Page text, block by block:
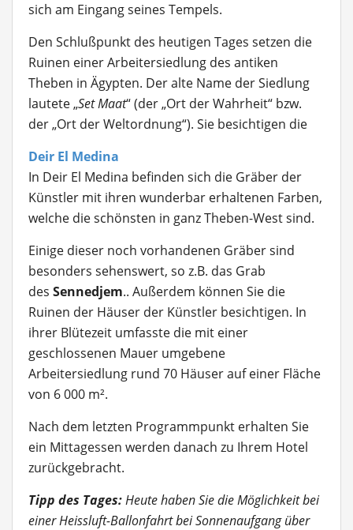
sich am Eingang seines Tempels.
Den Schlußpunkt des heutigen Tages setzen die
Ruinen einer Arbeitersiedlung des antiken
Theben in Ägypten. Der alte Name der Siedlung
lautete „Set Maat“ (der „Ort der Wahrheit“ bzw.
der „Ort der Weltordnung“). Sie besichtigen die
Deir El Medina
In Deir El Medina befinden sich die Gräber der
Künstler mit ihren wunderbar erhaltenen Farben,
welche die schönsten in ganz Theben-West sind.
Einige dieser noch vorhandenen Gräber sind
besonders sehenswert, so z.B. das Grab
des Sennedjem.. Außerdem können Sie die
Ruinen der Häuser der Künstler besichtigen. In
ihrer Blütezeit umfasste die mit einer
geschlossenen Mauer umgebene
Arbeitersiedlung rund 70 Häuser auf einer Fläche
von 6 000 m².
Nach dem letzten Programmpunkt erhalten Sie
ein Mittagessen werden danach zu Ihrem Hotel
zurückgebracht.
Tipp des Tages:Heute haben Sie die Möglichkeit bei
einer Heissluft-Ballonfahrt bei Sonnenaufgang über